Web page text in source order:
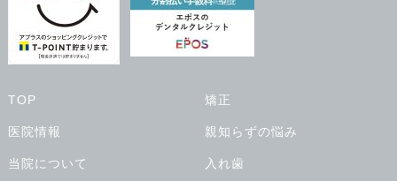
TOP
医院情報
当院について
矯正
親知らずの悩み
入れ歯